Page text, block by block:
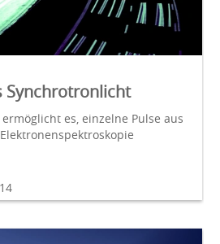
Synchrotronlicht
es, einzelne Pulse aus